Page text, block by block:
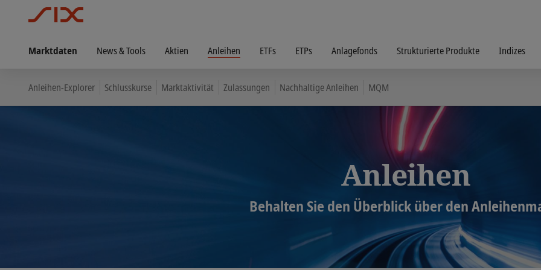
Marktdaten News & Tools Aktien Anleihen ETFs ETPs Anlagefonds Strukturierte Produkte Indizes
Anleihen-Explorer Schlusskurse Marktaktivität Zulassungen Nachhaltige Anleihen MQM
Anleihen
Behalten Sie den Überblick über den